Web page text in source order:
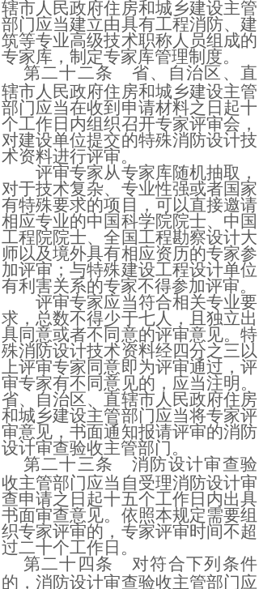
辖市人民政府住房和城乡建设主管
部门应当建立由具有工程消防、建
筑等专业高级技术职称人员组成的
专家库，制定专家库管理制度。
第二十二条
省、自治区、直
辖市人民政府住房和城乡建设主管
部门应当在收到申请材料之日起十
个工作日内组织召开专家评审会，
对建设单位提交的特殊消防设计技
术资料进行评审。
评审专家从专家库随机抽取，
对于技术复杂、专业性强或者国家
有特殊要求的项目，可以直接邀请
相应专业的中国科学院院士、中国
工程院院士、全国工程勘察设计大
师以及境外具有相应资历的专家参
加评审；与特殊建设工程设计单位
有利害关系的专家不得参加评审。
评审专家应当符合相关专业要
求，总数不得少于七人，且独立出
具同意或者不同意的评审意见。特
殊消防设计技术资料经四分之三以
上评审专家同意即为评审通过，评
审专家有不同意见的，应当注明。
省、自治区、直辖市人民政府住房
和城乡建设主管部门应当将专家评
审意见，书面通知报请评审的消防
设计审查验收主管部门。
第二十三条
消防设计审查验
收主管部门应当自受理消防设计审
查申请之日起十五个工作日内出具
书面审查意见。依照本规定需要组
织专家评审的，专家评审时间不超
过二十个工作日。
第二十四条
对符合下列条件
的，消防设计审查验收主管部门应